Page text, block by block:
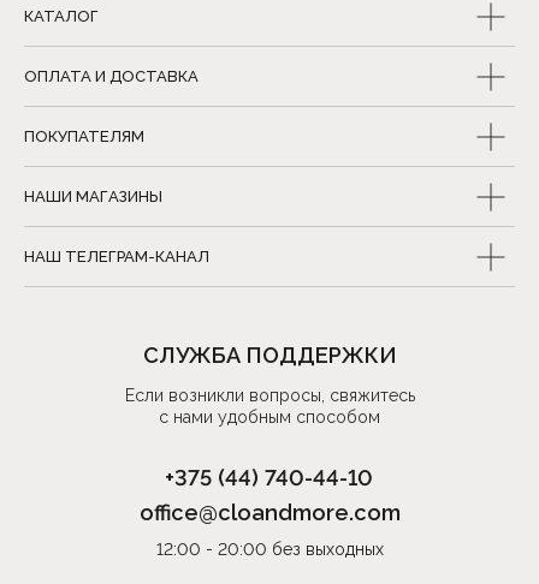
КАТАЛОГ
ОПЛАТА И ДОСТАВКА
ПОКУПАТЕЛЯМ
НАШИ МАГАЗИНЫ
НАШ ТЕЛЕГРАМ-КАНАЛ